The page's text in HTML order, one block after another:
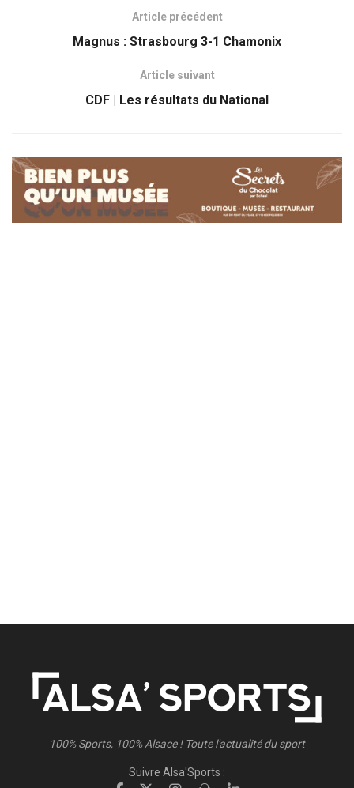
Article précédent
Magnus : Strasbourg 3-1 Chamonix
Article suivant
CDF | Les résultats du National
100% Sports, 100% Alsace ! Toute l'actualité du sport
Suivre Alsa'Sports :